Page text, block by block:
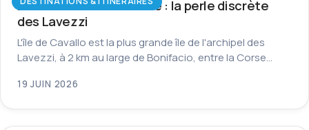
L’île de Cavallo en Corse : la perle discrète
des Lavezzi
L'île de Cavallo est la plus grande île de l'archipel des
Lavezzi, à 2 km au large de Bonifacio, entre la Corse…
19 JUIN 2026